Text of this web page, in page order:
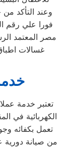
وعند التأكد
فورا علي رقم
مصر المعتمد
غسالات
تعتبر خدمة
الكهربائية في
تعمل بكفائه
من صيانة دورية